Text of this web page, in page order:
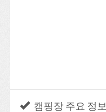
캠핑장 주요 정보